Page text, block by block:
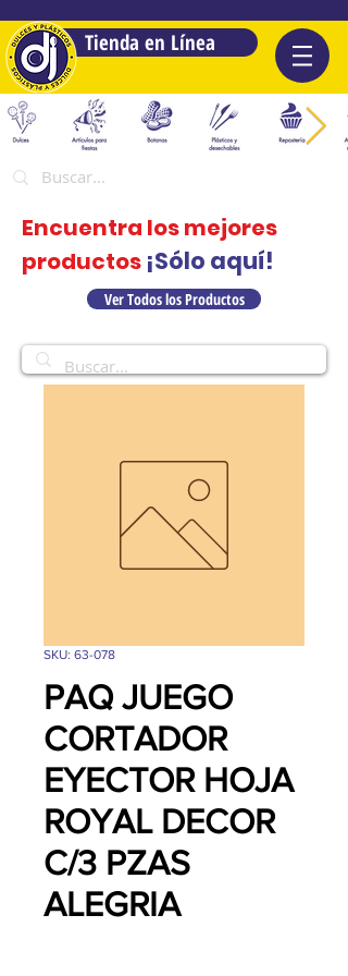
Tienda en Línea
Encuentra los mejores
productos ¡Sólo aquí!
Ver Todos los Productos
SKU: 63-078
PAQ JUEGO
CORTADOR
EYECTOR HOJA
ROYAL DECOR
C/3 PZAS
ALEGRIA